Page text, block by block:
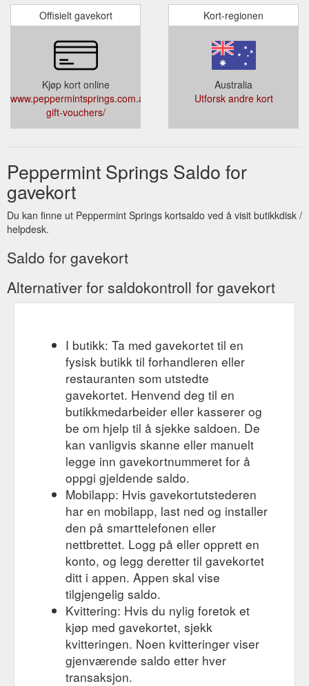
Offisielt gavekort
Kjøp kort online
www.peppermintsprings.com.au/accommodation/spa-
gift-vouchers/
Kort-regionen
Australia
Utforsk andre kort
Peppermint Springs Saldo for
gavekort
Du kan finne ut Peppermint Springs kortsaldo ved å visit butikkdisk /
helpdesk.
Saldo for gavekort
Alternativer for saldokontroll for gavekort
I butikk: Ta med gavekortet til en
fysisk butikk til forhandleren eller
restauranten som utstedte
gavekortet. Henvend deg til en
butikkmedarbeider eller kasserer og
be om hjelp til å sjekke saldoen. De
kan vanligvis skanne eller manuelt
legge inn gavekortnummeret for å
oppgi gjeldende saldo.
Mobilapp: Hvis gavekortutstederen
har en mobilapp, last ned og installer
den på smarttelefonen eller
nettbrettet. Logg på eller opprett en
konto, og legg deretter til gavekortet
ditt i appen. Appen skal vise
tilgjengelig saldo.
Kvittering: Hvis du nylig foretok et
kjøp med gavekortet, sjekk
kvitteringen. Noen kvitteringer viser
gjenværende saldo etter hver
transaksjon.